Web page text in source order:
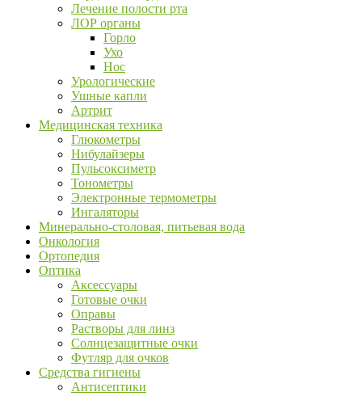
Лечение полости рта
ЛОР органы
Горло
Ухо
Нос
Урологические
Ушные капли
Артрит
Медицинская техника
Глюкометры
Нибулайзеры
Пульсоксиметр
Тонометры
Электронные термометры
Ингаляторы
Минерально-столовая, питьевая вода
Онкология
Ортопедия
Оптика
Аксессуары
Готовые очки
Оправы
Растворы для линз
Солнцезащитные очки
Футляр для очков
Средства гигиены
Антисептики